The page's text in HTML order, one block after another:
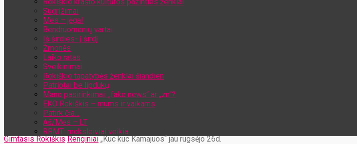
Sugrįžimai
Mes – jėga!
Bendruomenių vartai
Iš širdies- į širdį
Žmonės
Laiko ratas
Sveikinimai
Rokiškio tapatybės ženklai šiandien
Patriotai be lipdukų
Mano pasirinkimai: „fake news“ ar „zn“?
EKO Rokiškis – mums ir vaikams
Patirk čia…
Aš/Mes – LT
RRMT: moksleiviai veikia
Gimtasis Rokiškis Renginiai „Kuc kuc Kamajuos“ jau rugsėjo 26d.